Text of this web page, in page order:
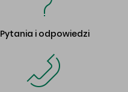
Pytania i odpowiedzi